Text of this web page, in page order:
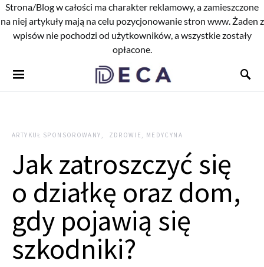
Strona/Blog w całości ma charakter reklamowy, a zamieszczone
na niej artykuły mają na celu pozycjonowanie stron www. Żaden z
wpisów nie pochodzi od użytkowników, a wszystkie zostały
opłacone.
ARTYKUŁ SPONSOROWANY ZDROWIE, MEDYCYNA
Jak zatroszczyć się
o działkę oraz dom,
gdy pojawią się
szkodniki?